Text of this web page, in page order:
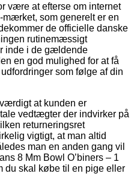
være at efterse om internet
som generelt er en
de officielle danske
rutinemæssigt
inde i de gældende
en god mulighed for at få
som følge af din
at kunden er
vedtægter der indvirker på
returneringsret
vigtigt, at man altid
man en anden gang vil
8 Mm Bowl O’biners – 1
du skal købe til en pige eller